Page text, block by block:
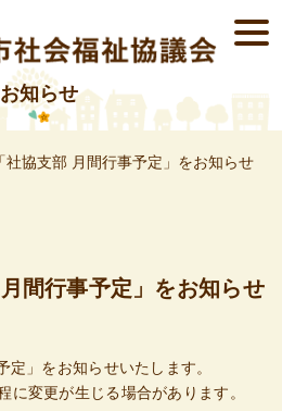
お知らせ
社協支部 月間行事予定」をお知らせ
間行事予定」をお知らせ
」をお知らせいたします。
変更が生じる場合があります。